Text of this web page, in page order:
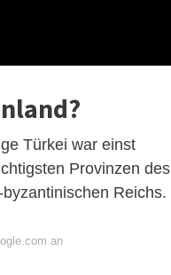
Türkei war einst
Provinzen des
Reichs.
an